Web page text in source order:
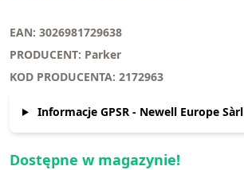
EAN: 3026981729638
PRODUCENT: Parker
KOD PRODUCENTA: 2172963
Informacje GPSR - Newell Europe Sàrl
Dostępne w magazynie!